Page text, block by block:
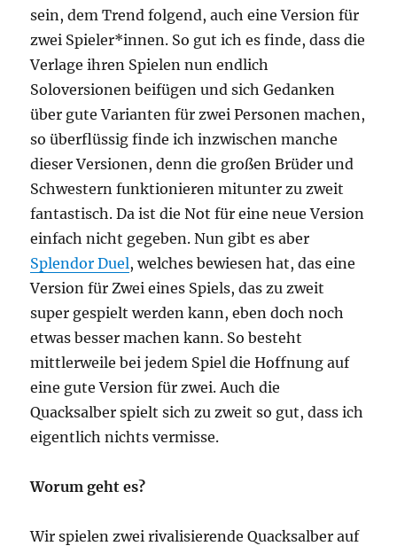
sein, dem Trend folgend, auch eine Version für
zwei Spieler*innen. So gut ich es finde, dass die
Verlage ihren Spielen nun endlich
Soloversionen beifügen und sich Gedanken
über gute Varianten für zwei Personen machen,
so überflüssig finde ich inzwischen manche
dieser Versionen, denn die großen Brüder und
Schwestern funktionieren mitunter zu zweit
fantastisch. Da ist die Not für eine neue Version
einfach nicht gegeben. Nun gibt es aber
Splendor Duel, welches bewiesen hat, das eine
Version für Zwei eines Spiels, das zu zweit
super gespielt werden kann, eben doch noch
etwas besser machen kann. So besteht
mittlerweile bei jedem Spiel die Hoffnung auf
eine gute Version für zwei. Auch die
Quacksalber spielt sich zu zweit so gut, dass ich
eigentlich nichts vermisse.
Worum geht es?
Wir spielen zwei rivalisierende Quacksalber auf